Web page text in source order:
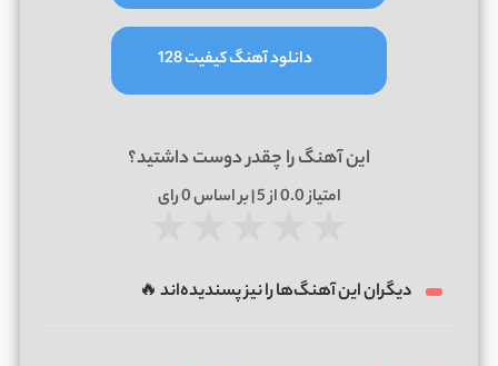
دانلود آهنگ کیفیت 128
این آهنگ را چقدر دوست داشتید؟
امتیاز0.0از 5 | بر اساس 0رای
دیگران این آهنگ‌ها را نیز پسندیده‌اند 🔥